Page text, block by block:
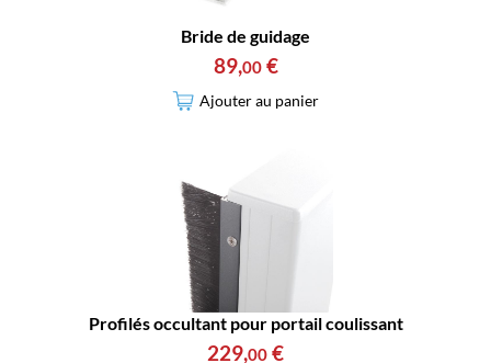
Bride de guidage
89,00 €
Ajouter au panier
Profilés occultant pour portail coulissant
229,00 €